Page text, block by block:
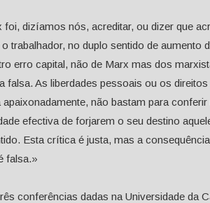
foi, dizíamos nós, acreditar, ou dizer que
trabalhador, no duplo sentido de aumento
erro capital, não de Marx mas dos
falsa. As liberdades pessoais ou os
apaixonadamente, não bastam para
efectiva de forjarem o seu destino
Esta crítica é justa, mas a
falsa.»
conferências dadas na Universidade da